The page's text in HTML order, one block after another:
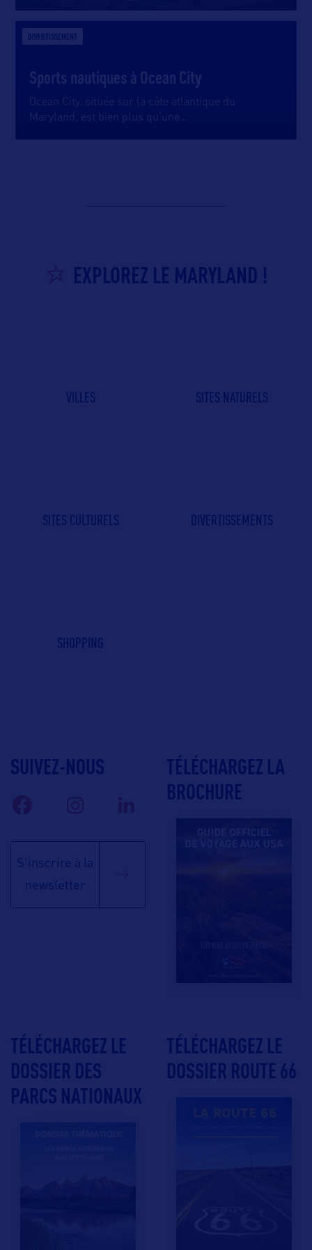
DIVERTISSEMENT
Sports nautiques à Ocean City
Ocean City, située sur la côte atlantique du
Maryland, est bien plus qu’une
EXPLOREZ LE MARYLAND !
VILLES SITES NATURELS
SITES CULTURELS DIVERTISSEMENTS
SHOPPING
SUIVEZ-NOUS
S'inscrire à la
newsletter
TÉLÉCHARGEZ LA
BROCHURE
TÉLÉCHARGEZ LE
DOSSIER DES
PARCS NATIONAUX
TÉLÉCHARGEZ LE
DOSSIER ROUTE 66